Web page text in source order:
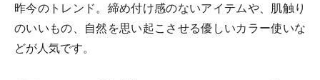
昨今のトレンド。締め付け感のないアイテムや、肌触り
のいいもの、自然を思い起こさせる優しいカラー使いな
どが人気です。